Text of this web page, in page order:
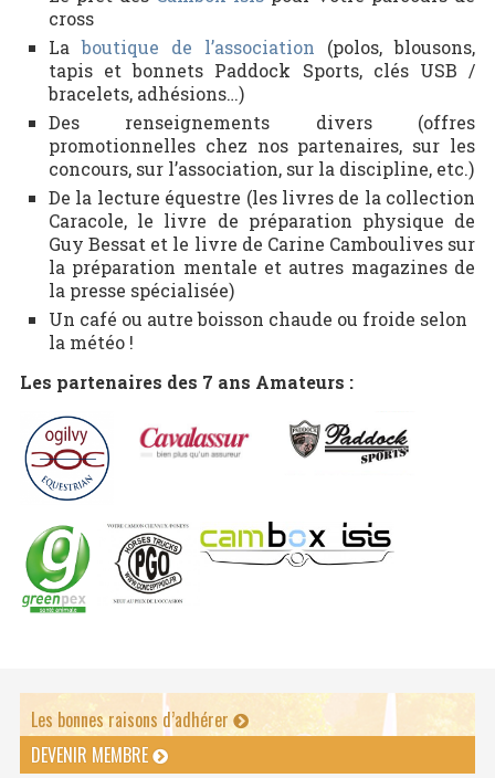
cross
Laboutique de l’association (polos, blousons,
tapis et bonnets Paddock Sports, clés USB /
bracelets, adhésions…)
Des renseignements divers (offres
promotionnelles chez nos partenaires, sur les
concours, sur l’association, sur la discipline, etc.)
De la lecture équestre (les livres de la collection
Caracole, le livre de préparation physique de
Guy Bessat et le livre de Carine Camboulives sur
la préparation mentale et autres magazines de
la presse spécialisée)
Un café ou autre boisson chaude ou froide selon
la météo !
Les partenaires des 7 ans Amateurs :
Les bonnes raisons d’adhérer
DEVENIR MEMBRE